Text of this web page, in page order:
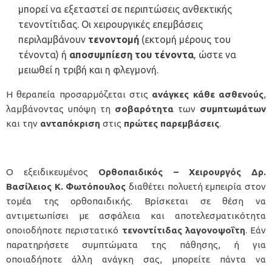
μπορεί να εξεταστεί σε περιπτώσεις ανθεκτικής
τενοντίτιδας. Οι χειρουργικές επεμβάσεις
περιλαμβάνουν τενοντομή (εκτομή μέρους του
τένοντα) ή αποσυμπίεση του τένοντα, ώστε να
μειωθεί η τριβή και η φλεγμονή.
Η θεραπεία προσαρμόζεται στις ανάγκες κάθε ασθενούς,
λαμβάνοντας υπόψη τη σοβαρότητα των συμπτωμάτων
και την ανταπόκριση στις πρώτες παρεμβάσεις.
Ο εξειδικευμένος Ορθοπαιδικός – Χειρουργός
Δρ.
Βασίλειος Κ. Φωτόπουλος διαθέτει πολυετή εμπειρία στον
τομέα της ορθοπαιδικής. Βρίσκεται σε θέση να
αντιμετωπίσει με ασφάλεια και αποτελεσματικότητα
οποιοδήποτε περιστατικό τενοντίτιδας λαγονοψοΐτη. Εάν
παρατηρήσετε συμπτώματα της πάθησης, ή για
οποιαδήποτε άλλη ανάγκη σας, μπορείτε πάντα να